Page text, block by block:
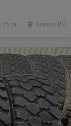
Brasov, BV
25 jul.